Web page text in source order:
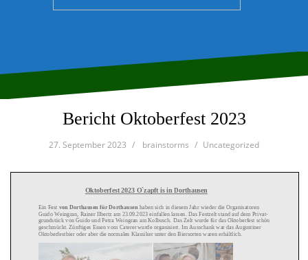
Bericht Oktoberfest 2023
27. September 2023 brainstorms Uncategorized
Oktoberfest 2023 O`zapft is in Dorthausen
Ein Fest von Dorthausen für Dorthausen haben sich in diesem Jahr wieder die Organisatoren
Guido Weingran , Rainer Ilbertz am 23.09.2023 einfallen lassen. Das Festzelt stand auf dem Privat-
grundstück von Guido und Petra Weingran am Kolbusch. Das Zelt wurde für das Oktoberfest schön
geschmückt. Zünftiges Essen vom Caterer wurde organisiert. Im Ausschank war das Augustiner
Oktoberfestbier oder aber die normalen Klassiker unter den Biersorten waren erhältlich.